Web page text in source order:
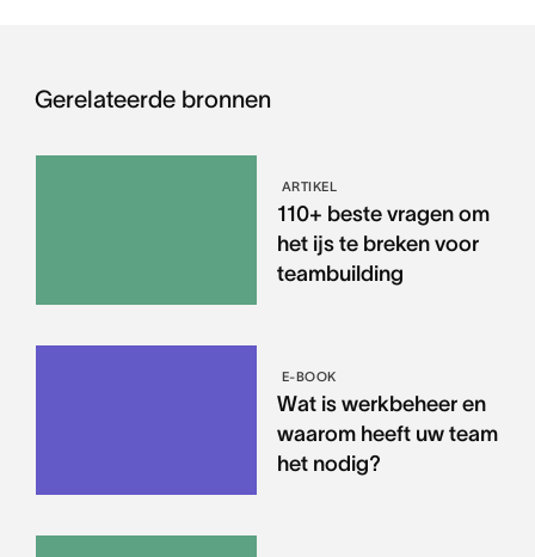
Gerelateerde bronnen
ARTIKEL
110+ beste vragen om
het ijs te breken voor
teambuilding
E-BOOK
Wat is werkbeheer en
waarom heeft uw team
het nodig?